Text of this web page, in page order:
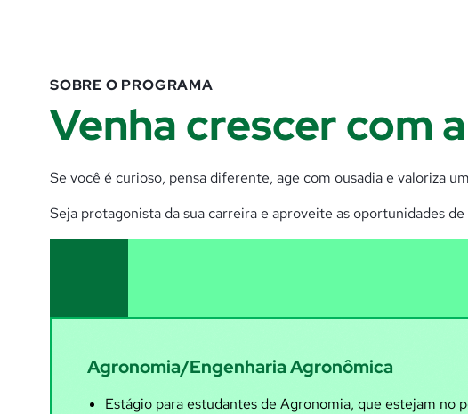
SOBRE O PROGRAMA
Venha crescer com
Se você é curioso, pensa diferente, age com ousadia e valoriza
Seja protagonista da sua carreira e aproveite as oportunidades
Agronomia/Engenharia Agronômica
Estágio para estudantes de Agronomia, que estejam